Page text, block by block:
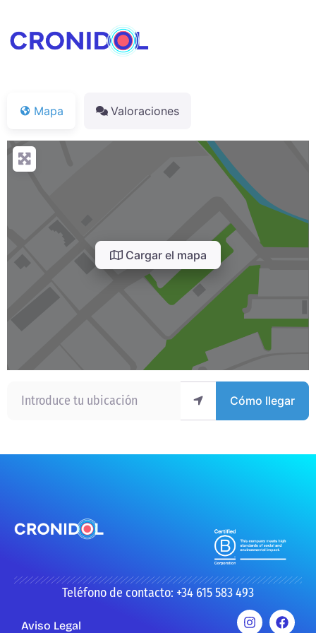
Mapa Valoraciones
Cargar el mapa
Cómo llegar
Teléfono de contacto: +34 615 583 493
Aviso Legal